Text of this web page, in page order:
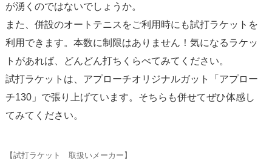
が湧くのではないでしょうか。
また、併設のオートテニスをご利用時にも試打ラケットを
利用できます。本数に制限はありません！気になるラケッ
トがあれば、どんどん打ちくらべてみてください。
試打ラケットは、アプローチオリジナルガット「 アプロー
チ130」で張り上げています。そちらも併せてぜひ体感し
てみてください。
【試打ラケット 取扱いメーカー】